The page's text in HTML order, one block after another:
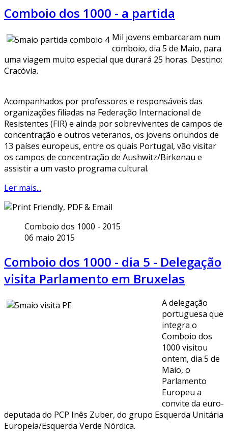
Comboio dos 1000 - a partida
Mil jovens embarcaram num
comboio, dia 5 de Maio, para
uma viagem muito especial que durará 25 horas. Destino:
Cracóvia.
Acompanhados por professores e responsáveis das
organizações filiadas na Federação Internacional de
Resistentes (FIR) e ainda por sobreviventes de campos de
concentração e outros veteranos, os jovens oriundos de
13 países europeus, entre os quais Portugal, vão visitar
os campos de concentração de Aushwitz/Birkenau e
assistir a um vasto programa cultural.
Ler mais...
Comboio dos 1000 - 2015
06 maio 2015
Comboio dos 1000 - dia 5 - Delegação
visita Parlamento em Bruxelas
A delegação
portuguesa que
integra o
Comboio dos
1000 visitou
ontem, dia 5 de
Maio, o
Parlamento
Europeu a
convite da euro-
deputada do PCP Inês Zuber, do grupo Esquerda Unitária
Europeia/Esquerda Verde Nórdica.